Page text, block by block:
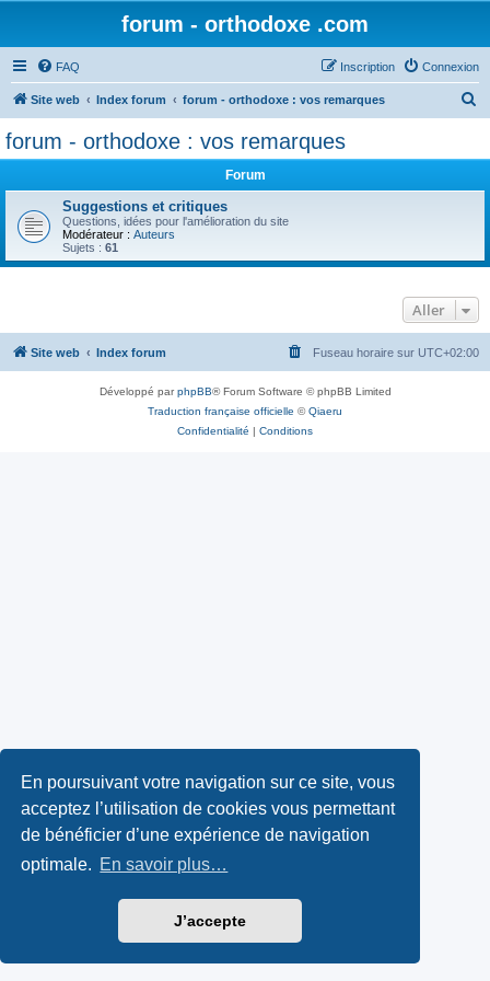
En poursuivant votre navigation sur ce site, vous
acceptez l’utilisation de cookies vous permettant
de bénéficier d’une expérience de navigation
optimale. En savoir plus…
J’accepte
forum - orthodoxe .com
FAQ Connexion
Inscription
Site web Index forum forum - orthodoxe : vos remarques
r
forum - orthodoxe : vos remarques
Forum
Suggestions et critiques
Questions, idées pour l'amélioration du site
Modérateur : Auteurs
Sujets : 61
Aller
Site web Index forum Fuseau horaire sur UTC+02:00
Développé parphpBB® Forum Software © phpBB Limited
Traduction française officielle ©Qiaeru
Confidentialité | Conditions